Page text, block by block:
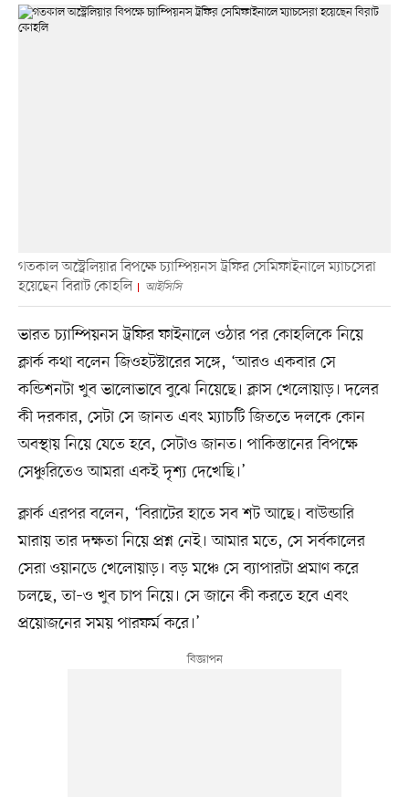
গতকাল অস্ট্রেলিয়ার বিপক্ষে চ্যাম্পিয়নস ট্রফির সেমিফাইনালে ম্যাচসেরা
হয়েছেন বিরাট কোহলি
আইসিসি
ভারত চ্যাম্পিয়নস ট্রফির ফাইনালে ওঠার পর কোহলিকে নিয়ে
ক্লার্ক কথা বলেন জিওহটস্টারের সঙ্গে, ‘আরও একবার সে
কন্ডিশনটা খুব ভালোভাবে বুঝে নিয়েছে। ক্লাস খেলোয়াড়। দলের
কী দরকার, সেটা সে জানত এবং ম্যাচটি জিততে দলকে কোন
অবস্থায় নিয়ে যেতে হবে, সেটাও জানত। পাকিস্তানের বিপক্ষে
সেঞ্চুরিতেও আমরা একই দৃশ্য দেখেছি।’
ক্লার্ক এরপর বলেন, ‘বিরাটের হাতে সব শট আছে। বাউন্ডারি
মারায় তার দক্ষতা নিয়ে প্রশ্ন নেই। আমার মতে, সে সর্বকালের
সেরা ওয়ানডে খেলোয়াড়। বড় মঞ্চে সে ব্যাপারটা প্রমাণ করে
চলছে, তা–ও খুব চাপ নিয়ে। সে জানে কী করতে হবে এবং
প্রয়োজনের সময় পারফর্ম করে।’